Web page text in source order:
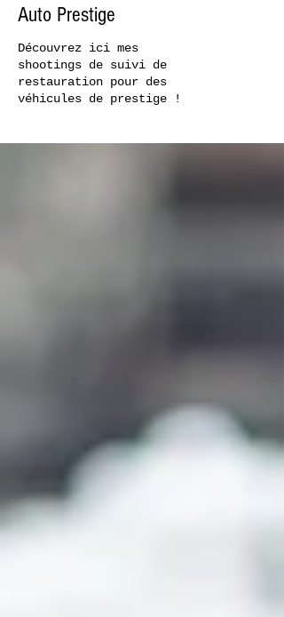
Auto Prestige
Découvrez ici mes
shootings de suivi de
restauration pour des
véhicules de prestige !